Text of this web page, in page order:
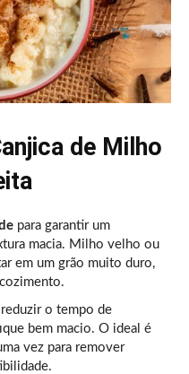
de Milho
para garantir um
macia. Milho velho ou
em um grão muito duro,
reduzir o tempo de
bem macio. O ideal é
vez para remover